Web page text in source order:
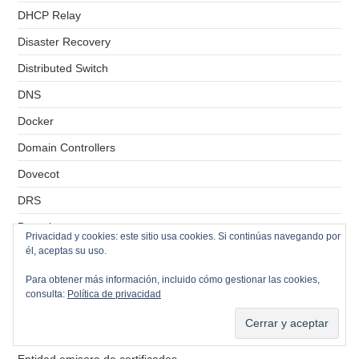
DHCP Relay
Disaster Recovery
Distributed Switch
DNS
Docker
Domain Controllers
Dovecot
DRS
Drupal
ebook
EIGRP
Privacidad y cookies: este sitio usa cookies. Si continúas navegando por
él, aceptas su uso.
Para obtener más información, incluido cómo gestionar las cookies,
consulta: Política de privacidad